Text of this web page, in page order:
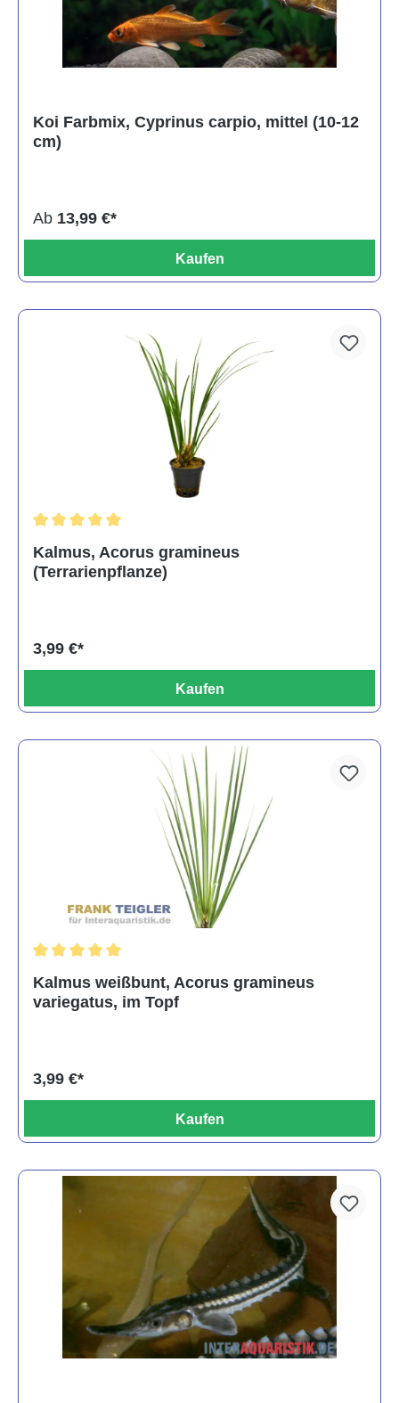
Koi Farbmix, Cyprinus carpio, mittel (10-12
cm)
Ab 13,99 €*
Kaufen
Kalmus, Acorus gramineus
(Terrarienpflanze)
3,99 €*
Kaufen
Kalmus weißbunt, Acorus gramineus
variegatus, im Topf
3,99 €*
Kaufen